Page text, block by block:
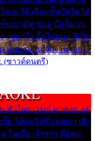
ด จะได้ เลื่อนขั้นบันได ได้
ห็นเขามีคู่ ซมดู มีคู่ก็ม่วน
อยู่แก่ใจ มื้อใด๋หนอ สิเป็น
น มันทรมาน จับจาน เอย…
(ซาวด์ดนตรี)
น หัวใจอาวรณ์ มาซ่อน อยู่
ม ให้คนไปทั่ว แต่เรา เฝ้า
ในเมื่อ เจ้าสาว คือคน